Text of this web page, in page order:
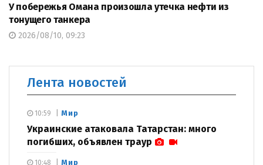
У побережья Омана произошла утечка нефти из
тонущего танкера
2026/08/10, 09:23
Лента новостей
Мир
Украинские атаковала Татарстан: много
погибших, объявлен траур
10:59
Мир
10:48